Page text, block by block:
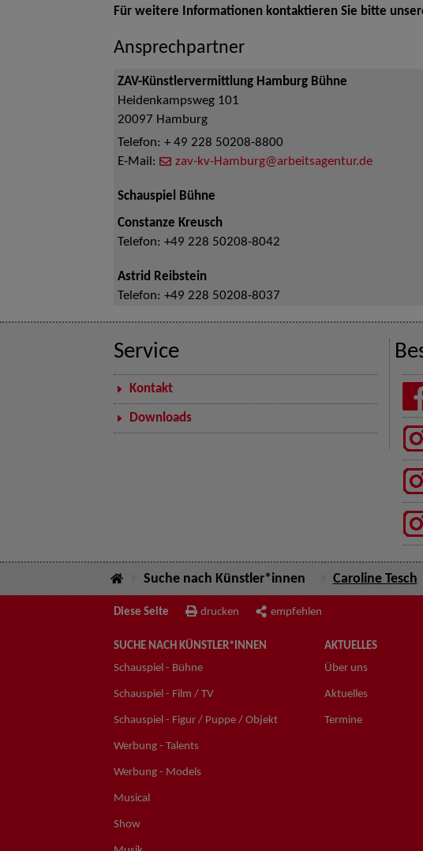
Für weitere Informationen kontaktieren Sie bitte
Ansprechpartner
ZAV-Künstlervermittlung Hamburg Bühne
Heidenkampsweg 101
20097 Hamburg
Telefon: + 49 228 50208-8800
E-Mail:
zav-kv-Hamburg@arbeitsagentur.de
Schauspiel Bühne
Constanze Kreusch
Telefon: +49 228 50208-8042
Astrid Reibstein
Telefon: +49 228 50208-8037
Service
Kontakt
Downloads
Suche nach Künstler*innen Caroline Tesch
Diese Seite drucken empfehlen
SUCHE NACH KÜNSTLER*INNEN
Schauspiel - Bühne
Schauspiel - Film / TV
Schauspiel - Figur / Puppe / Objekt
Werbung - Talents
Werbung - Models
Musical
Show
AKTUELLES
Über uns
Aktuelles
Termine